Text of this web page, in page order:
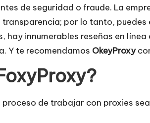
de seguridad o fraude. La
por lo tanto,
hay innumerables reseñas en
Y te recomendamos OkeyProxy
de trabajar con proxies